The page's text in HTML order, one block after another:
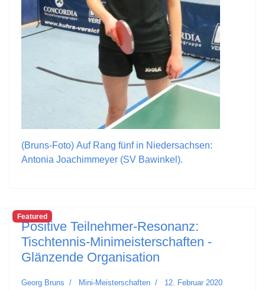
(Bruns-Foto) Auf Rang fünf in Niedersachsen:
Antonia Joachimmeyer (SV Bawinkel).
Featured
Positive Teilnehmer-Resonanz:
Tischtennis-Minimeisterschaften -
Glänzende Organisation
Georg Bruns Mini-Meisterschaften 12. Februar 2020